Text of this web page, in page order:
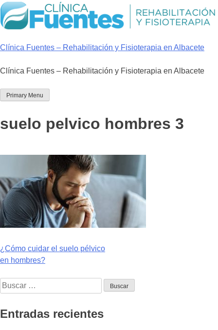
Skip
to
content
Clínica Fuentes – Rehabilitación y Fisioterapia en Albacete
Clínica Fuentes – Rehabilitación y Fisioterapia en Albacete
Primary Menu
suelo pelvico hombres 3
Navegación
de
entradas
¿Cómo cuidar el suelo pélvico
en hombres?
Buscar:
Entradas recientes